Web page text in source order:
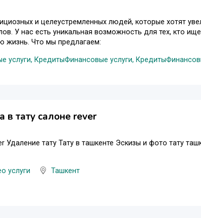
и целеустремленных людей, которые хотят
У нас есть уникальная возможность для тех, кто
жизнь. Что мы предлагаем:
услуги, КредитыФинансовые услуги, Кредиты
в тату салоне rever
Удаление тату Тату в ташкенте Эскизы и фото тату
услуги Ташкент